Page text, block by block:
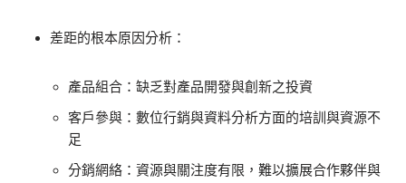
差距的根本原因分析：
產品組合：缺乏對產品開發與創新之投資
客戶參與：數位行銷與資料分析方面的培訓與資源不
足
分銷網絡：資源與關注度有限，難以擴展合作夥伴與